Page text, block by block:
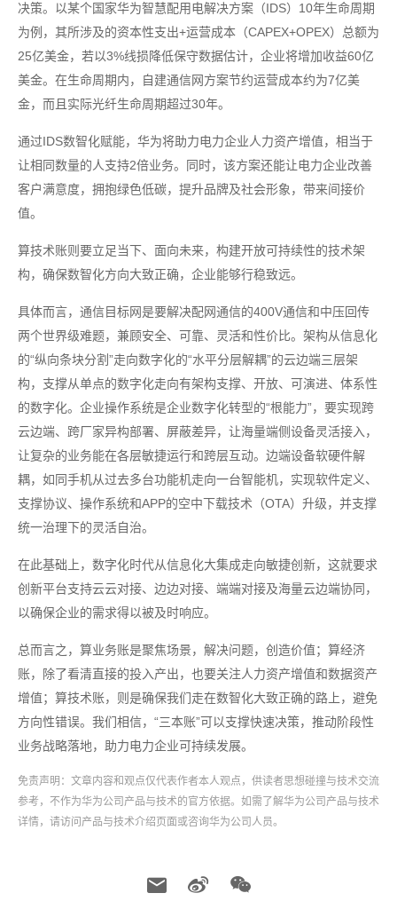
决策。以某个国家华为智慧配用电解决方案（IDS）10年生命周期
为例，其所涉及的资本性支出+运营成本（CAPEX+OPEX）总额为
25亿美金，若以3%线损降低保守数据估计，企业将增加收益60亿
美金。在生命周期内，自建通信网方案节约运营成本约为7亿美
金，而且实际光纤生命周期超过30年。
通过IDS数智化赋能，华为将助力电力企业人力资产增值，相当于
让相同数量的人支持2倍业务。同时，该方案还能让电力企业改善
客户满意度，拥抱绿色低碳，提升品牌及社会形象，带来间接价
值。
算技术账则要立足当下、面向未来，构建开放可持续性的技术架
构，确保数智化方向大致正确，企业能够行稳致远。
具体而言，通信目标网是要解决配网通信的400V通信和中压回传
两个世界级难题，兼顾安全、可靠、灵活和性价比。架构从信息化
的“纵向条块分割”走向数字化的“水平分层解耦”的云边端三层架
构，支撑从单点的数字化走向有架构支撑、开放、可演进、体系性
的数字化。企业操作系统是企业数字化转型的“根能力”，要实现跨
云边端、跨厂家异构部署、屏蔽差异，让海量端侧设备灵活接入，
让复杂的业务能在各层敏捷运行和跨层互动。边端设备软硬件解
耦，如同手机从过去多台功能机走向一台智能机，实现软件定义、
支撑协议、操作系统和APP的空中下载技术（OTA）升级，并支撑
统一治理下的灵活自治。
在此基础上，数字化时代从信息化大集成走向敏捷创新，这就要求
创新平台支持云云对接、边边对接、端端对接及海量云边端协同，
以确保企业的需求得以被及时响应。
总而言之，算业务账是聚焦场景，解决问题，创造价值；算经济
账，除了看清直接的投入产出，也要关注人力资产增值和数据资产
增值；算技术账，则是确保我们走在数智化大致正确的路上，避免
方向性错误。我们相信，“三本账”可以支撑快速决策，推动阶段性
业务战略落地，助力电力企业可持续发展。
免责声明：文章内容和观点仅代表作者本人观点，供读者思想碰撞与技术交流
参考，不作为华为公司产品与技术的官方依据。如需了解华为公司产品与技术
详情，请访问产品与技术介绍页面或咨询华为公司人员。